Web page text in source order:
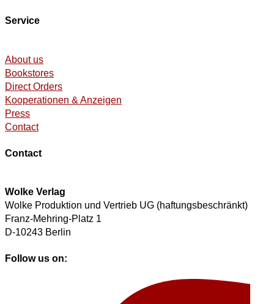
Service
About us
Bookstores
Direct Orders
Kooperationen & Anzeigen
Press
Contact
Contact
Wolke Verlag
Wolke Produktion und Vertrieb UG (haftungsbeschränkt)
Franz-Mehring-Platz 1
D-10243 Berlin
Follow us on: